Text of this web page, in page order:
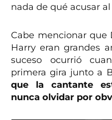
nada de qué acusar
Cabe mencionar que
Harry eran grandes
suceso ocurrió
primera gira junto a
que la cantante
nunca olvidar por